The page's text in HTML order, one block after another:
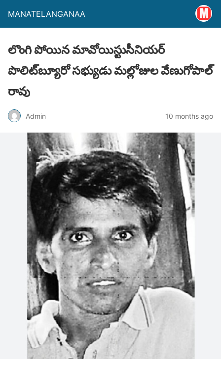
MANATELANGANAA
లొంగి పోయిన మావోయిస్టుసీనియర్
పొలిట్‌బ్యూరో సభ్యుడు మల్లోజుల వేణుగోపాల్
రావు
Admin 10 months ago